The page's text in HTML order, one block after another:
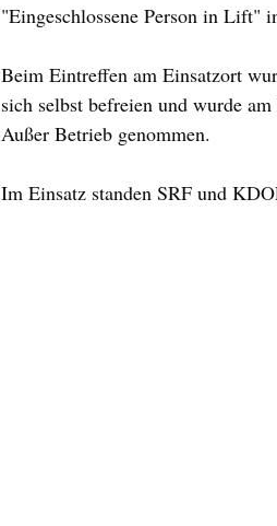
"Eingeschlossene Person in Lift"
Beim Eintreffen am Einsatzort
sich selbst befreien und wurde
Außer Betrieb genommen.
Im Einsatz standen SRF und